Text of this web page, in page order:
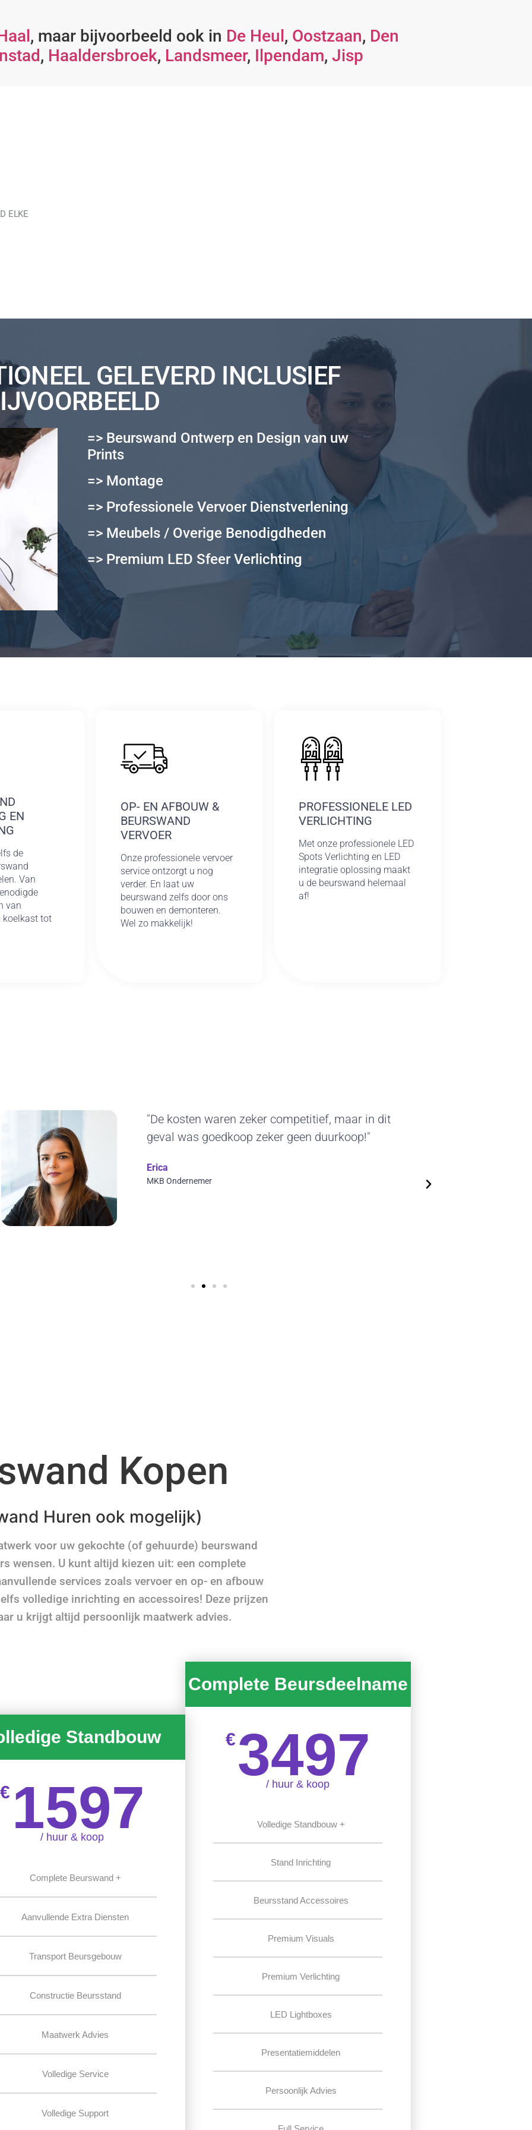
, maar bijvoorbeeld ook in De Heul, Oostzaan, Den
, Haaldersbroek, Landsmeer, Ilpendam, Jisp
ELKE
GELEVERD INCLUSIEF
=> Beurswand Ontwerp en Design van uw
Prints
=> Montage
=> Professionele Vervoer Dienstverlening
=> Meubels / Overige Benodigdheden
=> Premium LED Sfeer Verlichting
EN
de
Van
van
koelkast tot
OP- EN AFBOUW &
BEURSWAND
VERVOER
Onze professionele vervoer
service ontzorgt u nog
verder. En laat uw
beurswand zelfs door ons
bouwen en demonteren.
Wel zo makkelijk!
PROFESSIONELE LED
VERLICHTING
Met onze professionele LED
Spots Verlichting en LED
integratie oplossing maakt
u de beurswand helemaal
af!
"Het duurzame karakter van deze standbouw sprak
ons erg aan. De geleverde beursstands kunnen we
ontwerp en we kunnen steeds nieuwe, actuele
Kopen
Huren ook mogelijk)
voor uw gekochte (of gehuurde) beurswand
wensen. U kunt altijd kiezen uit: een complete
services zoals vervoer en op- en afbouw
volledige inrichting en accessoires! Deze prijzen
u krijgt altijd persoonlijk maatwerk advies.
Standbouw
€ 1597
/ huur & koop
Complete Beurswand +
Aanvullende Extra Diensten
Transport Beursgebouw
Constructie Beursstand
Maatwerk Advies
Volledige Service
Volledige Support
Complete Beursdeelname
€3497
/ huur & koop
Volledige Standbouw +
Stand Inrichting
Beursstand Accessoires
Premium Visuals
Premium Verlichting
LED Lightboxes
Presentatiemiddelen
Persoonlijk Advies